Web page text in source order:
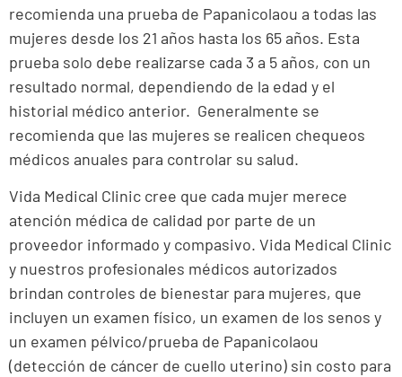
recomienda una prueba de Papanicolaou a todas las
mujeres desde los 21 años hasta los 65 años. Esta
prueba solo debe realizarse cada 3 a 5 años, con un
resultado normal, dependiendo de la edad y el
historial médico anterior. Generalmente se
recomienda que las mujeres se realicen chequeos
médicos anuales para controlar su salud.
Vida Medical Clinic cree que cada mujer merece
atención médica de calidad por parte de un
proveedor informado y compasivo. Vida Medical Clinic
y nuestros profesionales médicos autorizados
brindan controles de bienestar para mujeres, que
incluyen un examen físico, un examen de los senos y
un examen pélvico/prueba de Papanicolaou
(detección de cáncer de cuello uterino) sin costo para